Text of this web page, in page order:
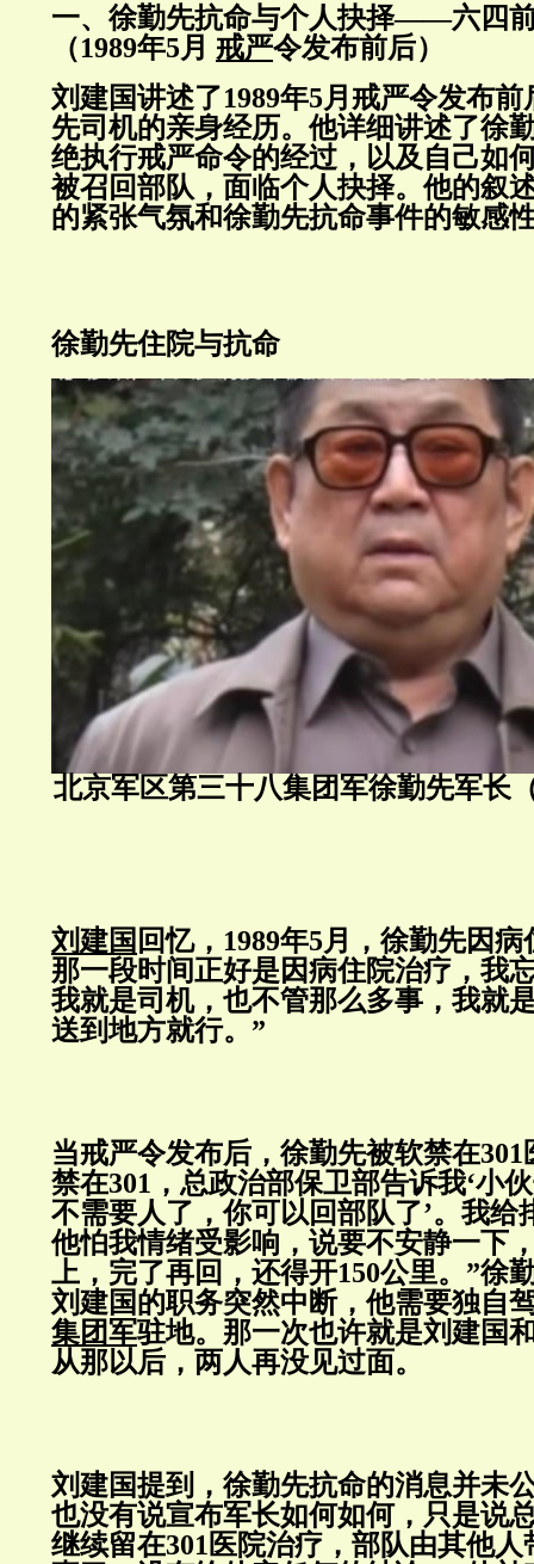
一、徐勤先抗命与个人抉择——六四
（1989年5月 戒严令发布前后）
刘建国讲述了1989年5月戒严令发布
先司机的亲身经历。他详细讲述了徐
绝执行戒严命令的经过，以及自己如
被召回部队，面临个人抉择。他的叙
的紧张气氛和徐勤先抗命事
徐勤先住院与抗命
北京军区第三十八集团军徐勤先
刘建国 回忆，1989年5月，徐勤先因
那一段时间正好是因病住院治疗，我
我就是司机，也不管那么多事，我就
送到地方就行。”
当戒严令发布后，徐勤先被软禁在
禁在301，总政治部保卫部告诉我‘小
不需要人了，你可以回部队了’。我给
他怕我情绪受影响，说要不安静一下
上，完了再回，还得开150公里。”徐
刘建国的职务突然中断，他需要独自
集团军驻地。那一次也许就是刘建国
从那以后，两人再没见过面
刘建国提到，徐勤先抗命的消息并未
也没有说宣布军长如何如何，只是说
继续留在301医院治疗，部队由其他